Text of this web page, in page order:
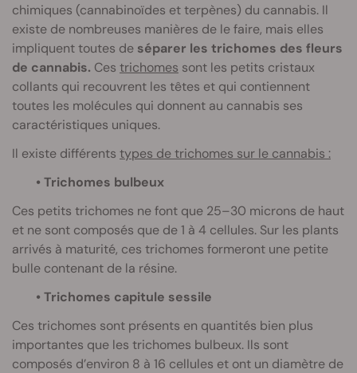
chimiques (cannabinoïdes et terpènes) du cannabis. Il
existe de nombreuses manières de le faire, mais elles
impliquent toutes de séparer les trichomes des fleurs
de cannabis. Ces trichomes sont les petits cristaux
collants qui recouvrent les têtes et qui contiennent
toutes les molécules qui donnent au cannabis ses
caractéristiques uniques.
Il existe différents types de trichomes sur le cannabis :
• Trichomes bulbeux
Ces petits trichomes ne font que 25–30 microns de haut
et ne sont composés que de 1 à 4 cellules. Sur les plants
arrivés à maturité, ces trichomes formeront une petite
bulle contenant de la résine.
• Trichomes capitule sessile
Ces trichomes sont présents en quantités bien plus
importantes que les trichomes bulbeux. Ils sont
composés d’environ 8 à 16 cellules et ont un diamètre de